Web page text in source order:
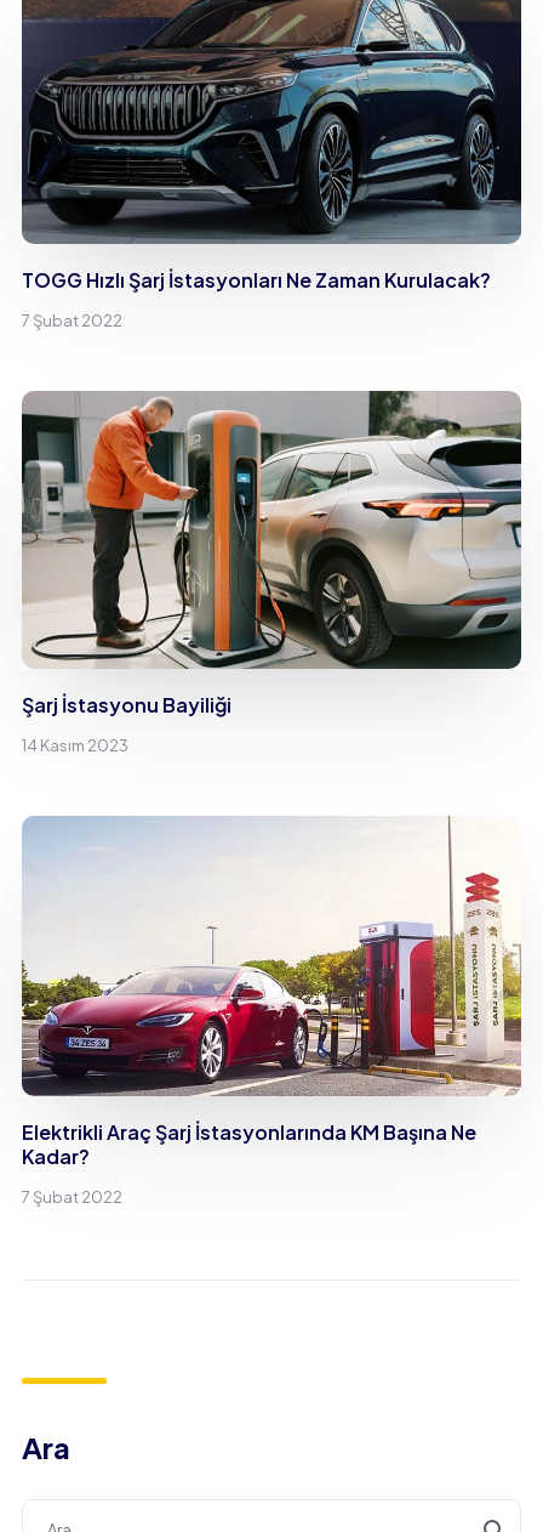
TOGG Hızlı Şarj İstasyonları Ne Zaman Kurulacak?
7 Şubat 2022
Şarj İstasyonu Bayiliği
14 Kasım 2023
Elektrikli Araç Şarj İstasyonlarında KM Başına Ne
Kadar?
7 Şubat 2022
Ara